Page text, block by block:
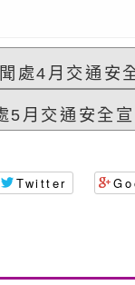
處4月交通安
5月交通安全
Twitter